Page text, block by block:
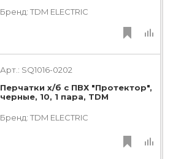
Бренд: TDM ЕLECTRIC
Арт.: SQ1016-0202
Перчатки х/б с ПВХ "Протектор",
черные, 10, 1 пара, TDM
Бренд: TDM ЕLECTRIC